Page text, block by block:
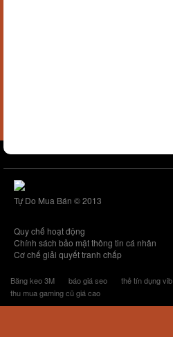
Tự Do Mua Bán © 2013
Quy chế hoạt động
Chính sách bảo mật thông tin cá nhân
Cơ chế giải quyết tranh chấp
Băng keo 3M báo giá seo thẻ tín dụng vib
thu mua gaming cũ giá cao